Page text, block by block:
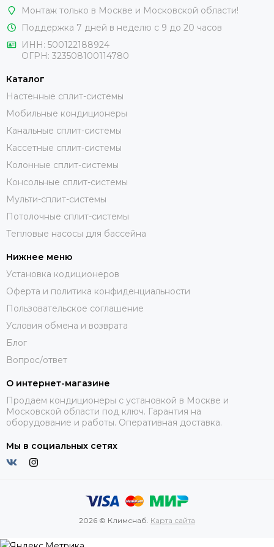
Монтаж только в Москве и Московской области!
Поддержка 7 дней в неделю с 9 до 20 часов
ИНН: 500122188924
ОГРН: 323508100114780
Каталог
Настенные сплит-системы
Мобильные кондиционеры
Канальные сплит-системы
Кассетные сплит-системы
Колонные сплит-системы
Консольные сплит-системы
Мульти-сплит-системы
Потолочные сплит-системы
Тепловые насосы для бассейна
Нижнее меню
Установка кодиционеров
Оферта и политика конфиденциальности
Пользовательское соглашение
Условия обмена и возврата
Блог
Вопрос/ответ
О интернет-магазине
Продаем кондиционеры с установкой в Москве и
Московской области под ключ. Гарантия на
оборудование и работы. Оперативная доставка.
Мы в социальных сетях
2026 © Климснаб. Карта сайта